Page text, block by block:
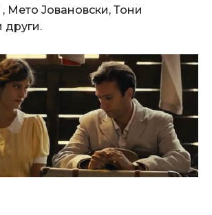
Мето Јовановски, Тони
други.